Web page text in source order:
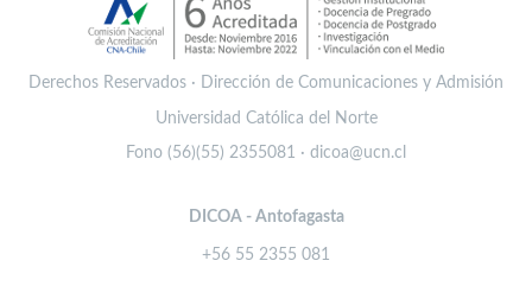
Derechos Reservados · Dirección de Comunicaciones y Admisión
Universidad Católica del Norte
Fono (56)(55) 2355081 · dicoa@ucn.cl
DICOA - Antofagasta
+56 55 2355 081